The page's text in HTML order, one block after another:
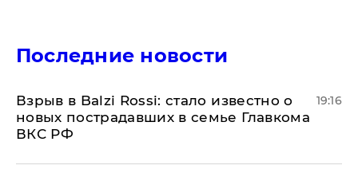
Последние новости
Взрыв в Balzi Rossi: стало известно о
новых пострадавших в семье Главкома
ВКС РФ
19:16